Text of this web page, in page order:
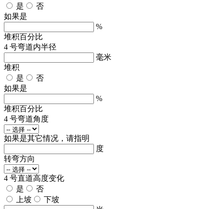
是
否
如果是
%
堆积百分比
4 号弯道内半径
毫米
堆积
是
否
如果是
%
堆积百分比
4 号弯道角度
如果是其它情况，请指明
度
转弯方向
4 号直道高度变化
是
否
上坡
下坡